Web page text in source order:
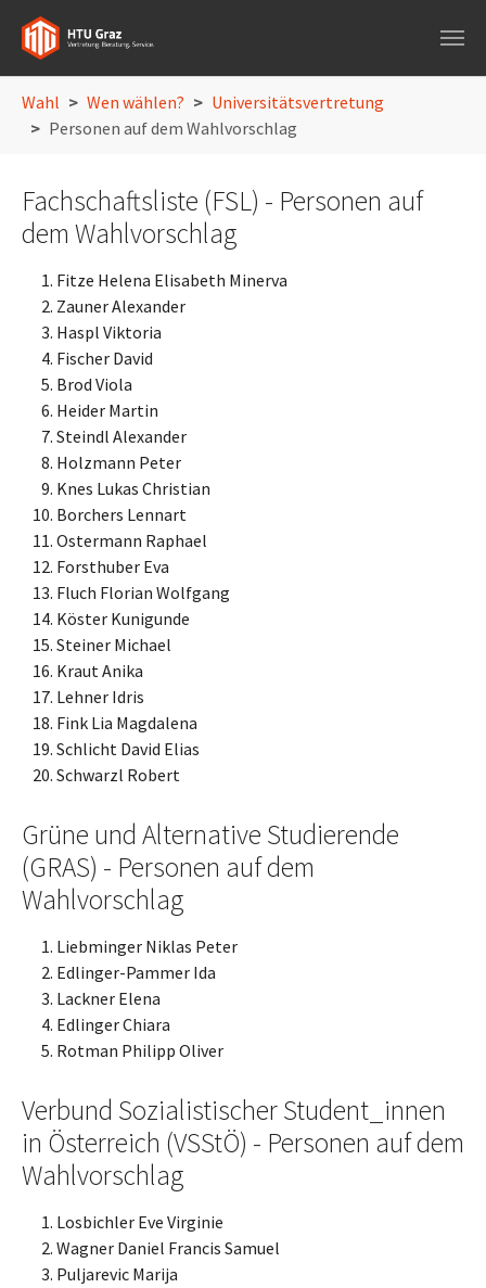
Wahl Wen wählen?
Universitätsvertretung
Personen auf dem Wahlvorschlag
Fachschaftsliste (FSL) - Personen auf
dem Wahlvorschlag
Fitze Helena Elisabeth Minerva
Zauner Alexander
Haspl Viktoria
Fischer David
Brod Viola
Heider Martin
Steindl Alexander
Holzmann Peter
Knes Lukas Christian
Borchers Lennart
Ostermann Raphael
Forsthuber Eva
Fluch Florian Wolfgang
Köster Kunigunde
Steiner Michael
Kraut Anika
Lehner Idris
Fink Lia Magdalena
Schlicht David Elias
Schwarzl Robert
Grüne und Alternative Studierende
(GRAS) - Personen auf dem
Wahlvorschlag
Liebminger Niklas Peter
Edlinger-Pammer Ida
Lackner Elena
Edlinger Chiara
Rotman Philipp Oliver
Verbund Sozialistischer Student_innen
in Österreich (VSStÖ) - Personen auf dem
Wahlvorschlag
Losbichler Eve Virginie
Wagner Daniel Francis Samuel
Puljarevic Marija